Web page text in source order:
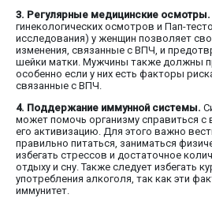
3. Регулярные медицинские осмотры.
гинекологических осмотров и Пап-
исследования) у женщин позволяет
изменения, связанные с ВПЧ, и
шейки матки. Мужчины также должны
особенно если у них есть факторы
связанные с ВПЧ.
4. Поддержание иммунной системы.
может помочь организму справиться с
его активизацию. Для этого важно
правильно питаться, заниматься
избегать стрессов и достаточное
отдыху и сну. Также следует избегать
употребления алкоголя, так как эти
иммунитет.